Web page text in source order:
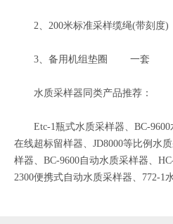
2、200米标准采样缆绳(带刻
3、备用机组垫圈 一套
水质采样器同类产品推荐：
Etc-1瓶式水质采样器、BC-9600
在线超标留样器、JD8000等比例水
样器、BC-9600自动水质采样器、
2300便携式自动水质采样器、772-1